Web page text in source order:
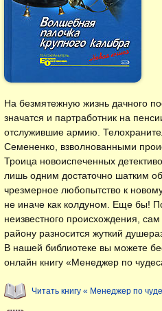
На безмятежную жизнь дачного
значатся и партработник на
отслужившие армию.
Семененко, взволнованными
Троица новоиспеченных
лишь одним достаточно шатким
чрезмерное любопытство к
не иначе как колдуном. Еще бы!
неизвестного происхождения,
району разносится жуткий
В нашей библиотеке вы можете
онлайн книгу «Менеджер по
Читать книгу « Менеджер по